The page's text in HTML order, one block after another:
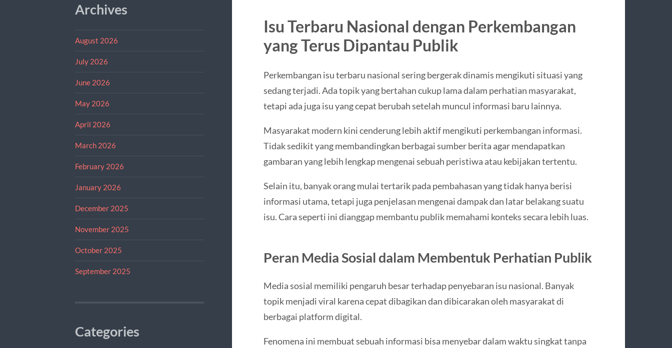
Archives
August 2026
July 2026
June 2026
May 2026
April 2026
March 2026
February 2026
January 2026
December 2025
November 2025
October 2025
September 2025
Categories
Isu Terbaru Nasional dengan Perkembangan
yang Terus Dipantau Publik
Perkembangan isu terbaru nasional sering bergerak dinamis mengikuti situasi yang
sedang terjadi. Ada topik yang bertahan cukup lama dalam perhatian masyarakat,
tetapi ada juga isu yang cepat berubah setelah muncul informasi baru lainnya.
Masyarakat modern kini cenderung lebih aktif mengikuti perkembangan informasi.
Tidak sedikit yang membandingkan berbagai sumber berita agar mendapatkan
gambaran yang lebih lengkap mengenai sebuah peristiwa atau kebijakan tertentu.
Selain itu, banyak orang mulai tertarik pada pembahasan yang tidak hanya berisi
informasi utama, tetapi juga penjelasan mengenai dampak dan latar belakang suatu
isu. Cara seperti ini dianggap membantu publik memahami konteks secara lebih luas.
Peran Media Sosial dalam Membentuk Perhatian Publik
Media sosial memiliki pengaruh besar terhadap penyebaran isu nasional. Banyak
topik menjadi viral karena cepat dibagikan dan dibicarakan oleh masyarakat di
berbagai platform digital.
Fenomena ini membuat sebuah informasi bisa menyebar dalam waktu singkat tanpa